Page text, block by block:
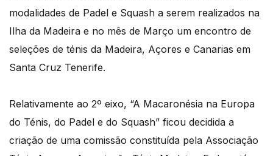
modalidades de Padel e Squash a serem realizados na
Ilha da Madeira e no mês de Março um encontro de
seleções de ténis da Madeira, Açores e Canarias em
Santa Cruz Tenerife.
Relativamente ao 2º eixo, “A Macaronésia na Europa
do Ténis, do Padel e do Squash” ficou decidida a
criação de uma comissão constituída pela Associação